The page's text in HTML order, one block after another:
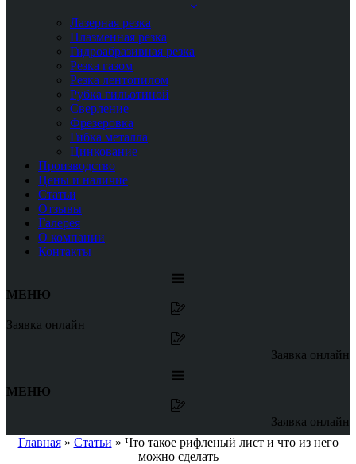
Лазерная резка
Плазменная резка
Гидроабразивная резка
Резка газом
Резка лентопилом
Рубка гильотиной
Сверление
Фрезеровка
Гибка металла
Цинкование
Производство
Цены и наличие
Статьи
Отзывы
Галерея
О компании
Контакты
МЕНЮ
Заявка онлайн
Заявка онлайн
МЕНЮ
Заявка онлайн
Главная » Статьи » Что такое рифленый лист и что из него
можно сделать